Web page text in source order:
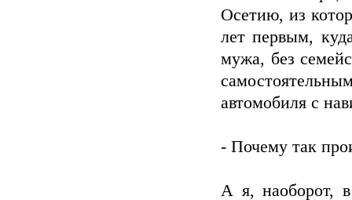
Осетию, из
лет первым,
мужа, без
автомобиля с
- Почему так
А я, наоборот,